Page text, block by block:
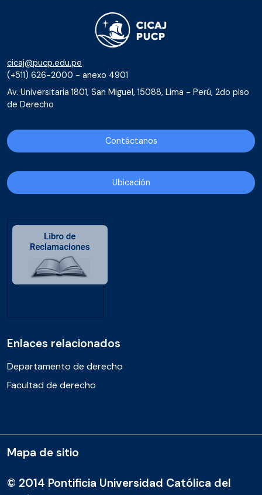
cicaj@pucp.edu.pe
(+511) 626-2000 - anexo 4901
Av. Universitaria 1801, San Miguel, 15088, Lima - Perú, 2do piso
de Derecho
Contáctanos
Ubicación
Enlaces relacionados
Departamento de derecho
Facultad de derecho
© 2014 Pontificia Universidad Católica del
Mapa de sitio